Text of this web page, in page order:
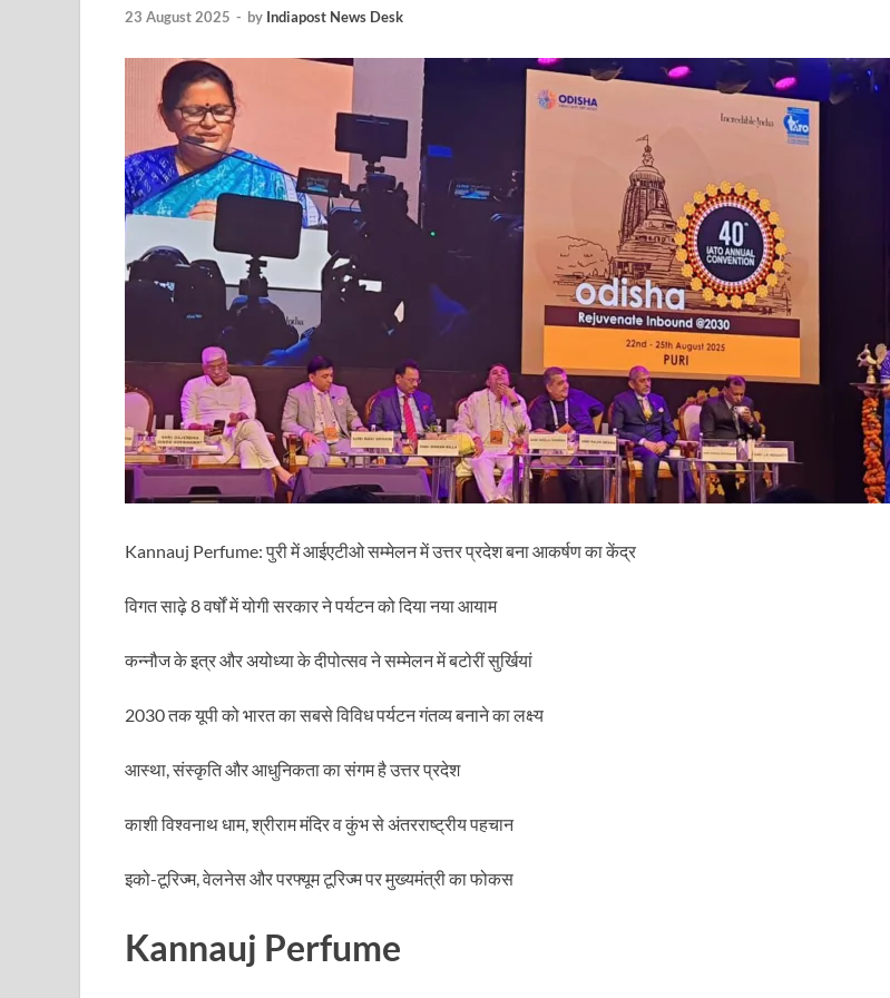
EV Charging Station: यूपी में 238 नए पब्लिक ईवी चार्जिंग स्टेशन और 714 चार्जर लगाने के प्रयास तेज
Pateshwari Drvi: मुख्यमंत्री योगी आदित्यनाथ ने किए मां पाटेश्वरी के दर्शन
Uttarakhand Female Boxer: मुख्यमंत्री धामी से मिलीं अंतरराष्ट्रीय स्तर पर पदक जीतने वाली उत्तराखंड की महिला मुक्केबाज,
UP Kanwar Yatra: कांवड़ यात्रा से पहले सभी धार्मिक स्थलों पर होंगे विद्युत सुरक्षा के विशेष इंतजाम
Bharat Tex 2026: टेक्सटाइल निवेश के प्रमुख गंतव्य के रूप में उभरा उत्तर प्रदेश
Shri Ram Mandir: श्रीराम मंदिर चढ़ावा चोरी के आरोपियों को वीआईपी सुविधा मिलने की खबरों का जेल प्रशासन ने किया खंडन
CM Yogi Barabanki Visit: मुख्यमंत्री योगी आदित्यनाथ सोमवार को बाराबंकी दौरे पर रहेंगे, विकास परियोजनाओं की देंगे सौगात
The Kshitij Show: द क्षितिज शो में पहुंचे जुयाल और निहारिका NM
Lok Sanvardhan Parva: देहरादून में मुख्यमंत्री पुष्कर सिंह धामी एवं केंद्रीय मंत्री किरेन रिजिजू ने किया छठे ‘लोक संवर्धन पर्व’ का
West Bengal Rajya Sabha By-Election: चुनाव आयोग ने पश्चिम बंगाल की 3 राज्यसभा सीट पर उपचुनाव का किया ऐलान
Shri Kashi Vishwanath Mandir: उत्तरकाशी में CM पुष्कर सिंह धामी के CM के रूप में 5 वर्ष पूर्ण होने पर श्री काशी विश्वनाथ मंदिर
Dr.Teejan Bai: विश्वविख्यात पंडवानी गायिका, पद्म विभूषण डॉ. तीजन बाई के निधन
Khatipura Mega Coach Care Terminal: खातीपुरा में 205 करोड़ की लागत से बना हाईटेक टर्मिनल, अब ऐसे होगा कोचो का
Sundarpura Railway Station: खाटू श्याम जी के भक्तो को रेलवे ने दिया बड़ा गिफ़्ट
Chhattisgarh UCC: छत्तीसगढ़ में UCC का खाका तैयार करेगी देसाई समिति, लागू करने की प्रक्रिया शुरू
राजमिस्त्री, किसान और शिक्षक परिवारों के बेटे यूपीएससी की राह पर, ट्राइबल यूथ हॉस्टल के युवाओं को मुख्यमंत्री का मार्गदर्शन
9New Sectoral Policy: 9 नई सेक्टोरल पॉलिसी, एक स्मार्ट निवेश सुविधा पोर्टल को भी मुख्यमंत्री नायब सिंह सैनी ने किया लॉन्च
Baster’s New Picture: बस्तर की नई तस्वीर: मैदान में बच्चों संग दिखे Sachin Tendulkar
23 August 2025 - by Indiapost News Desk
Kannauj Perfume: पुरी में आईएटीओ सम्मेलन में उत्तर प्रदेश बना आकर्षण का केंद्र
विगत साढ़े 8 वर्षों में योगी सरकार ने पर्यटन को दिया नया आयाम
कन्नौज के इत्र और अयोध्या के दीपोत्सव ने सम्मेलन में बटोरीं सुर्खियां
2030 तक यूपी को भारत का सबसे विविध पर्यटन गंतव्य बनाने का लक्ष्य
आस्था, संस्कृति और आधुनिकता का संगम है उत्तर प्रदेश
काशी विश्वनाथ धाम, श्रीराम मंदिर व कुंभ से अंतरराष्ट्रीय पहचान
इको-टूरिज्म, वेलनेस और परफ्यूम टूरिज्म पर मुख्यमंत्री का फोकस
Kannauj Perfume